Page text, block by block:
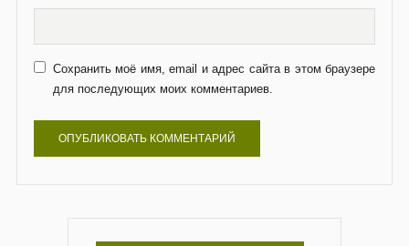
Сохранить моё имя, email и адрес сайта в этом браузере
для последующих моих комментариев.